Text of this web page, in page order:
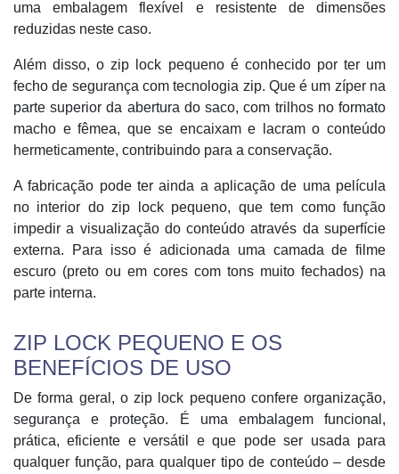
uma embalagem flexível e resistente de dimensões
reduzidas neste caso.
Além disso, o zip lock pequeno é conhecido por ter um
fecho de segurança com tecnologia zip. Que é um zíper na
parte superior da abertura do saco, com trilhos no formato
macho e fêmea, que se encaixam e lacram o conteúdo
hermeticamente, contribuindo para a conservação.
A fabricação pode ter ainda a aplicação de uma película
no interior do zip lock pequeno, que tem como função
impedir a visualização do conteúdo através da superfície
externa. Para isso é adicionada uma camada de filme
escuro (preto ou em cores com tons muito fechados) na
parte interna.
ZIP LOCK PEQUENO E OS
BENEFÍCIOS DE USO
De forma geral, o zip lock pequeno confere organização,
segurança e proteção. É uma embalagem funcional,
prática, eficiente e versátil e que pode ser usada para
qualquer função, para qualquer tipo de conteúdo – desde